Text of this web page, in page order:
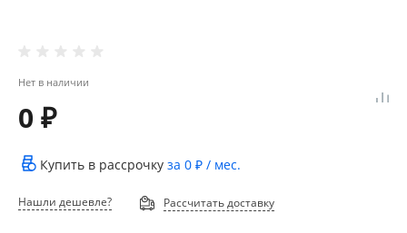
Нет в наличии
0 ₽
Купить в рассрочку за 0 ₽ / мес.
Нашли дешевле? Рассчитать доставку